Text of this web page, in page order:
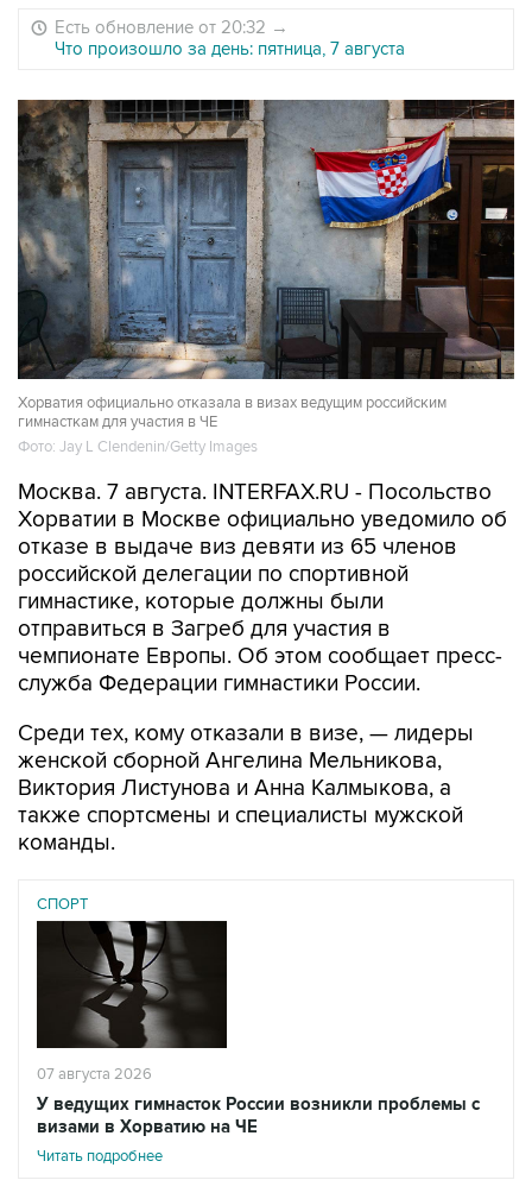
Есть обновление от 20:32 →
Что произошло за день: пятница, 7 августа
Хорватия официально отказала в визах ведущим российским
гимнасткам для участия в ЧЕ
Фото: Jay L Clendenin/Getty Images
Москва. 7 августа. INTERFAX.RU - Посольство
Хорватии в Москве официально уведомило об
отказе в выдаче виз девяти из 65 членов
российской делегации по спортивной
гимнастике, которые должны были
отправиться в Загреб для участия в
чемпионате Европы. Об этом сообщает пресс-
служба Федерации гимнастики России.
Среди тех, кому отказали в визе, — лидеры
женской сборной Ангелина Мельникова,
Виктория Листунова и Анна Калмыкова, а
также спортсмены и специалисты мужской
команды.
СПОРТ
07 августа 2026
У ведущих гимнасток России возникли проблемы с
визами в Хорватию на ЧЕ
Читать подробнее